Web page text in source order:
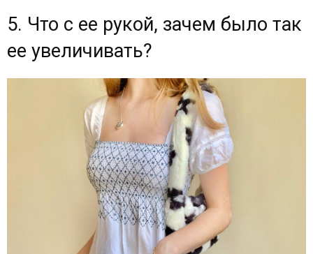
5. Что с ее рукой, зачем было так
ее увеличивать?